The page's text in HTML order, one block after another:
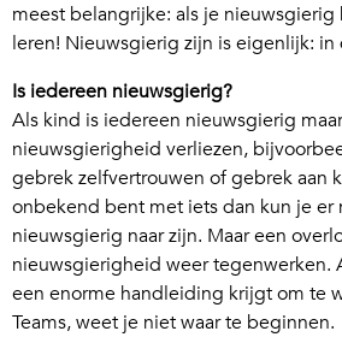
meest belangrijke: als je
leren! Nieuwsgierig zijn is eigenlijk: in
Is iedereen nieuwsgierig?
Als kind is iedereen nieuwsgierig
nieuwsgierigheid verliezen,
gebrek zelfvertrouwen of gebrek aan
onbekend bent met iets dan kun je er
nieuwsgierig naar zijn. Maar een
nieuwsgierigheid weer tegenwerken.
een enorme handleiding krijgt om te
Teams, weet je niet waar te beginnen.